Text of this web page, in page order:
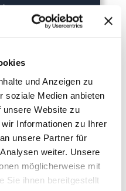
und Anzeigen zu
soziale Medien anbieten
unsere Website zu
Informationen zu Ihrer
unsere Partner für
weiter. Unsere
möglicherweise mit
Sie ihnen bereitgestellt
und sofort loslegen.